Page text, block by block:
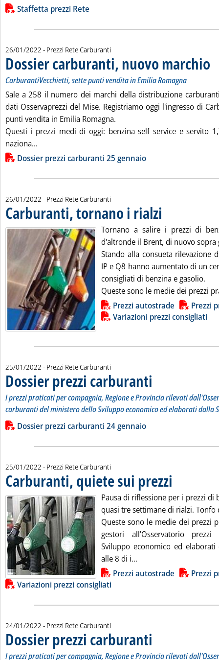
Lista allegati PDF alla notizia
Staffetta prezzi Rete
26/01/2022 - Prezzi Rete Carburanti
Dossier carburanti, nuovo marchio
CarburantiVecchietti, sette punti vendita in Emilia Romagna
Sale a 258 il numero dei marchi della distribuzione
dati Osservaprezzi del Mise. Registriamo oggi l'ingresso di
punti vendita in Emilia Romagna.
Questi i prezzi medi di oggi: benzina self service e servito
naziona...
Lista allegati PDF alla notizia
Dossier prezzi carburanti 25 gennaio
26/01/2022 - Prezzi Rete Carburanti
Carburanti, tornano i rialzi
Tornano a salire i prezzi di
d'altronde il Brent, di nuovo
Stando alla consueta rilevazione
IP e Q8 hanno aumentato di un
consigliati di benzina e gasolio.
Queste sono le medie dei prezzi
Lista allegati PDF alla notiziaPrezzi autostrade
Prezzi
Variazioni prezzi consigliati
25/01/2022 - Prezzi Rete Carburanti
Dossier prezzi carburanti
I prezzi praticati per compagnia, Regione e Provincia rilevati
carburanti del ministero dello Sviluppo economico ed elaborati dalla
Leggi tutta la notizia: 'Dossier prezzi carburanti'
Lista allegati PDF alla notizia
Dossier prezzi carburanti 24 gennaio
25/01/2022 - Prezzi Rete Carburanti
Carburanti, quiete sui prezzi
Pausa di riflessione per i prezzi di
quasi tre settimane di rialzi.
Queste sono le medie dei prezzi
gestori all'Osservatorio
Sviluppo economico ed
alle 8 di i...
Lista allegati PDF alla notiziaPrezzi autostrade
Prezzi
Variazioni prezzi consigliati
24/01/2022 - Prezzi Rete Carburanti
Dossier prezzi carburanti
I prezzi praticati per compagnia, Regione e Provincia rilevati